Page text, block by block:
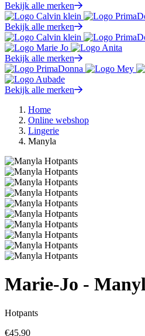
Bekijk alle merken
Bekijk alle merken
Bekijk alle merken
Bekijk alle merken
Home
Online webshop
Lingerie
Manyla
Marie-Jo -
Hotpants
€45.90